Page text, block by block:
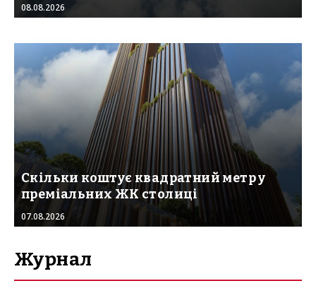
08.08.2026
Скільки коштує квадратний метр у
преміальних ЖК столиці
07.08.2026
Журнал